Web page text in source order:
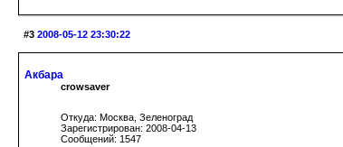
#3 2008-05-12 23:30:22
Акбара
crowsaver
Откуда: Москва, Зеленоград
Зарегистрирован: 2008-04-13
Сообщений: 1547